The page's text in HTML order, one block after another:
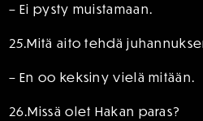
– Ei pysty muistamaan.
25.Mitä aito tehdä
– En oo keksiny vielä mitään.
26.Missä olet Hakan paras?